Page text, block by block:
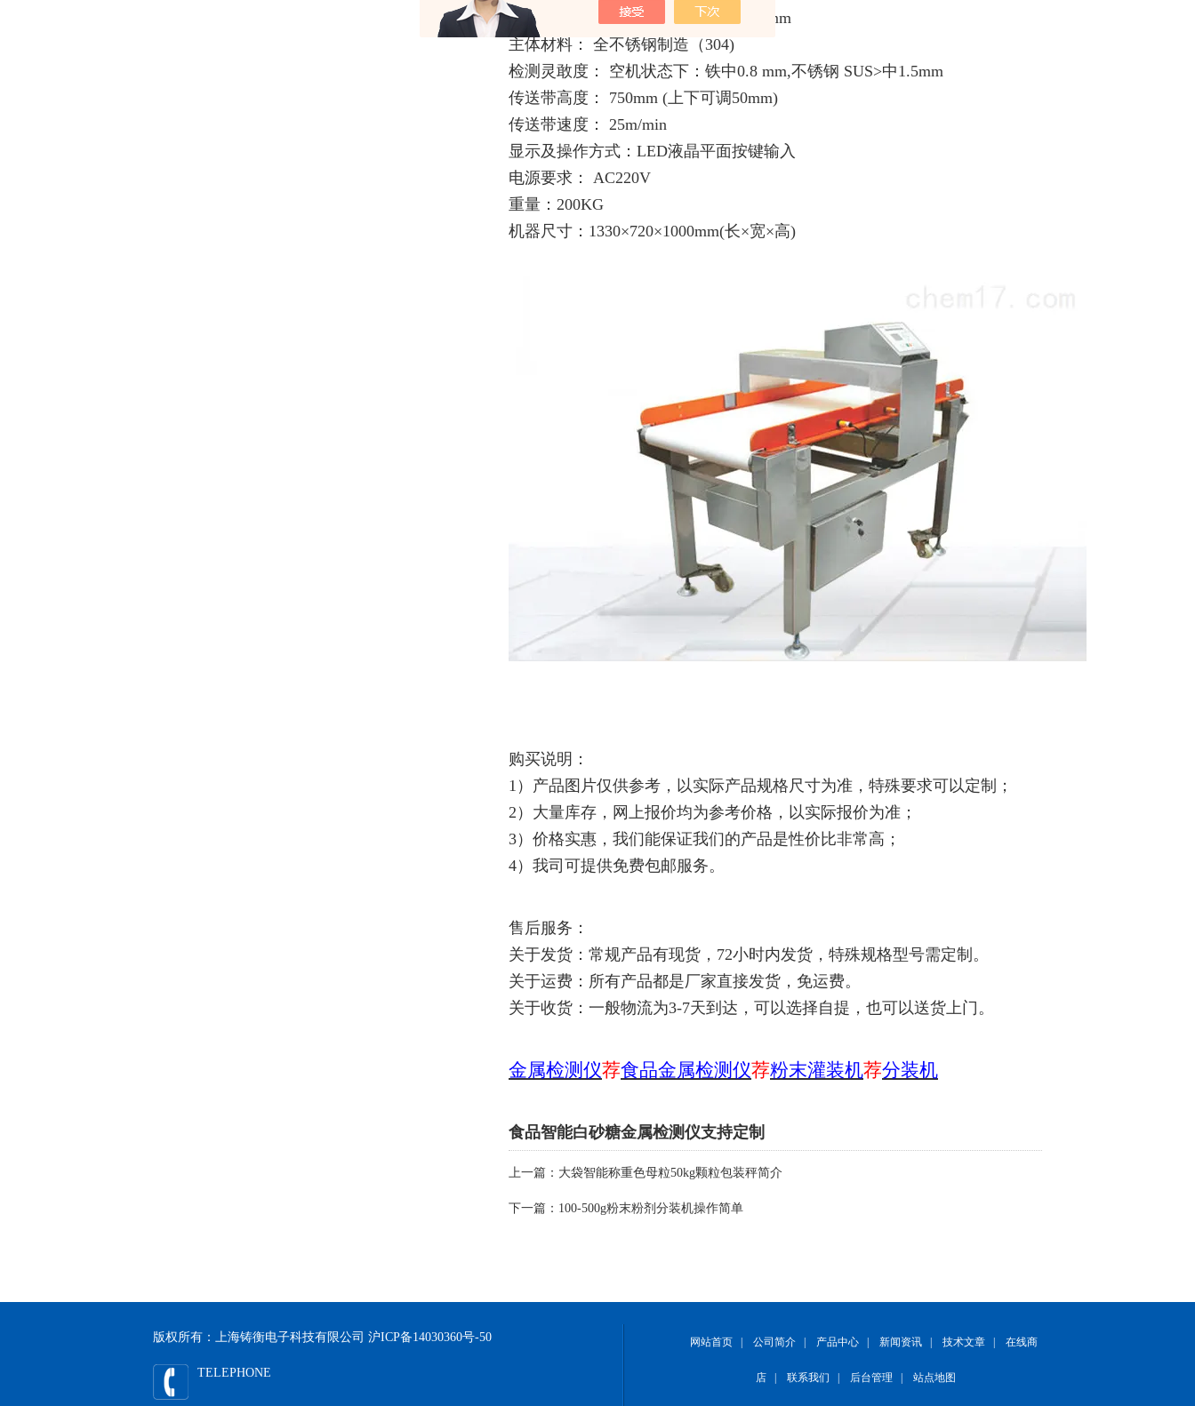
检测孔室度： 400mm 检测孔高度100mm
主体材料： 全不锈钢制造（304)
检测灵敢度： 空机状态下：铁中0.8 mm,不锈钢 SUS>中1.5mm
传送带高度： 750mm (上下可调50mm)
传送带速度： 25m/min
显示及操作方式：LED液晶平面按键输入
电源要求： AC220V
重量：200KG
机器尺寸：1330×720×1000mm(长×宽×高)
购买说明：
1）产品图片仅供参考，以实际产品规格尺寸为准，特殊要求可以定制；
2）大量库存，网上报价均为参考价格，以实际报价为准；
3）价格实惠，我们能保证我们的产品是性价比非常高；
4）我司可提供免费包邮服务。
售后服务：
关于发货：常规产品有现货，72小时内发货，特殊规格型号需定制。
关于运费：所有产品都是厂家直接发货，免运费。
关于收货：一般物流为3-7天到达，可以选择自提，也可以送货上门。
金属检测仪荐食品金属检测仪荐粉末灌装机荐分装机
食品智能白砂糖金属检测仪支持定制
上一篇： 大袋智能称重色母粒50kg颗粒包装秤简介
下一篇： 100-500g粉末粉剂分装机操作简单
版权所有：上海铸衡电子科技有限公司 沪ICP备14030360号-50
TELEPHONE
网站首页 | 公司简介 | 产品中心 | 新闻资讯 | 技术文章 | 在线商
店 | 联系我们 | 后台管理 | 站点地图